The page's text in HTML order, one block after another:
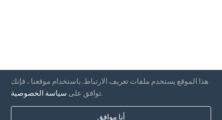
هذا الموقع يستخدم ملفات تعريف الارتباط. باستخدام موقعنا ، فإنك
توافق على سياسة الخصوصية
أنا موافق